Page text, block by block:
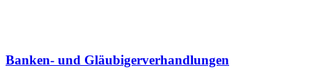
Banken- und Gläubigerverhandlungen